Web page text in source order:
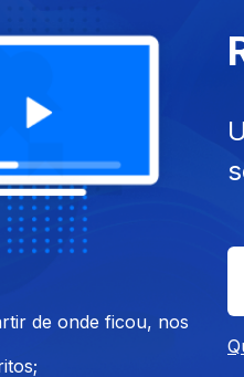
Martins, Tiago Guedes
passa ainda pelo Mosteiro de
Circo de Braga
por Lisboa, no próximo ano,
em Madrid
obra, na capital espanhola.
nomeados para o Prémio
50 filmes fazem parte
na Amazónia
da humanidade,
de onde ficou, nos